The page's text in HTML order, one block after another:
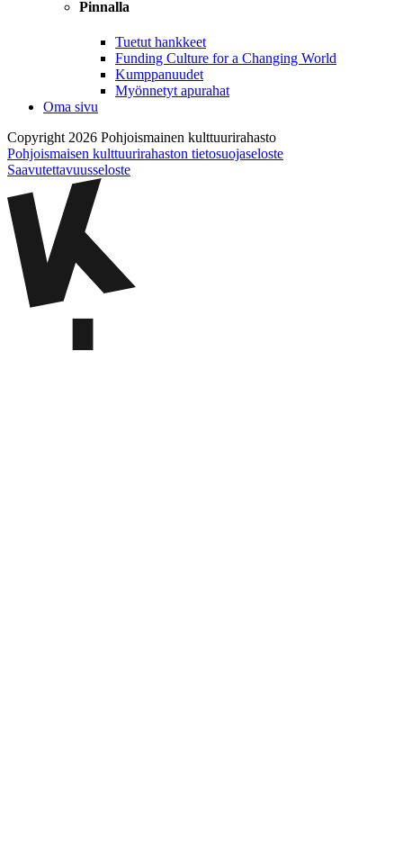
Pinnalla
Tuetut hankkeet
Funding Culture for a Changing World
Kumppanuudet
Myönnetyt apurahat
Oma sivu
Copyright 2026 Pohjoismainen kulttuurirahasto
Pohjoismaisen kulttuurirahaston tietosuojaseloste
Saavutettavuusseloste